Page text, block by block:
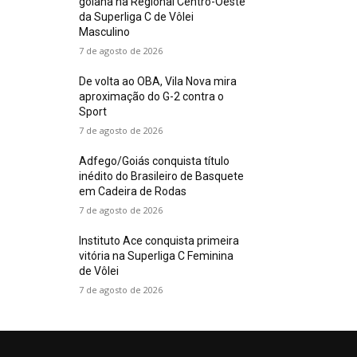
da Superliga C de Vôlei
Masculino
7 de agosto de 2026
De volta ao OBA, Vila Nova mira
aproximação do G-2 contra o
Sport
7 de agosto de 2026
Adfego/Goiás conquista título
inédito do Brasileiro de Basquete
em Cadeira de Rodas
7 de agosto de 2026
Instituto Ace conquista primeira
vitória na Superliga C Feminina
de Vôlei
7 de agosto de 2026